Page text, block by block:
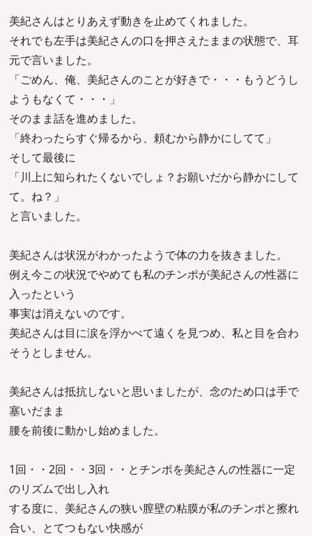
美紀さんはとりあえず動きを止めてくれました。
それでも左手は美紀さんの口を押さえたままの状態で、耳
元で言いました。
「ごめん、俺、美紀さんのことが好きで・・・もうどうし
ようもなくて・・・」
そのまま話を進めました。
「終わったらすぐ帰るから、頼むから静かにしてて」
そして最後に
「川上に知られたくないでしょ？お願いだから静かにして
て。ね？」
と言いました。
美紀さんは状況がわかったようで体の力を抜きました。
例え今この状況でやめても私のチンポが美紀さんの性器に
入ったという
事実は消えないのです。
美紀さんは目に涙を浮かべて遠くを見つめ、私と目を合わ
そうとしません。
美紀さんは抵抗しないと思いましたが、念のため口は手で
塞いだまま
腰を前後に動かし始めました。
1回・・2回・・3回・・とチンポを美紀さんの性器に一定
のリズムで出し入れ
する度に、美紀さんの狭い膣壁の粘膜が私のチンポと擦れ
合い、とてつもない快感が